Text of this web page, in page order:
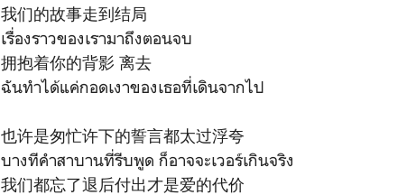
我们的故事走到结局
เรื่องราวของเรามาถึงตอนจบ
拥抱着你的背影 离去
ฉันทำได้แค่กอดเงาของเธอที่เดินจากไป
也许是匆忙许下的誓言都太过浮夸
บางทีคำสาบานที่รีบพูด ก็อาจจะเวอร์เกินจริง
我们都忘了退后付出才是爱的代价